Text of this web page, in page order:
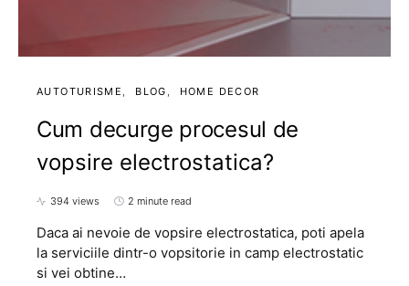
AUTOTURISME BLOG HOME DECOR
Cum decurge procesul de
vopsire electrostatica?
394 views 2 minute read
Daca ai nevoie de vopsire electrostatica, poti apela
la serviciile dintr-o vopsitorie in camp electrostatic
si vei obtine…